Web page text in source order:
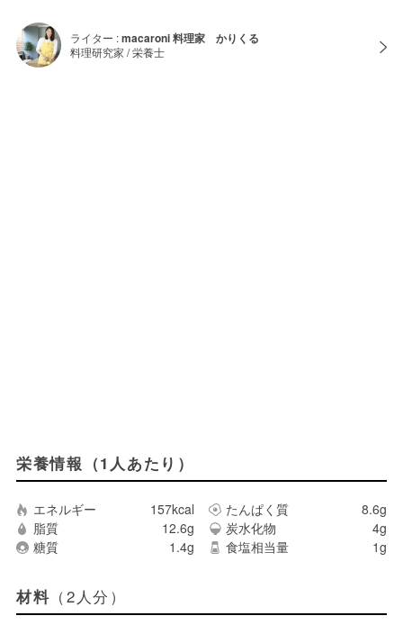
ライター :macaroni 料理家 かりくる
料理研究家 / 栄養士
栄養情報（1人あたり）
エネルギー 157kcal たんぱく質
8.6g
脂質
12.6g 炭水化物
4g
糖質
1.4g 食塩相当量 1g
材料 （2人分）